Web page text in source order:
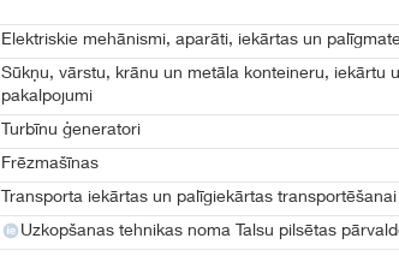
Elektriskie mehānismi, aparāti, iekārtas un
Sūkņu, vārstu, krānu un metāla konteineru, iekārtu
pakalpojumi
Turbīnu ģeneratori
Frēzmašīnas
Transporta iekārtas un palīgiekārtas transportēšanai
Uzkopšanas tehnikas noma Talsu pilsētas